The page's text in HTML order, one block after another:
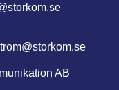
AB